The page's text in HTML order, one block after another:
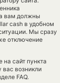
вам должны
cash в удобном
Мы сразу
отключение
на сайт пункта
возникли
FAQ.